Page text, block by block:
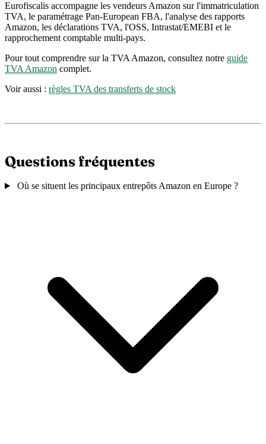
Eurofiscalis accompagne les vendeurs Amazon sur l'immatriculation
TVA, le paramétrage Pan-European FBA, l'analyse des rapports
Amazon, les déclarations TVA, l'OSS, Intrastat/EMEBI et le
rapprochement comptable multi-pays.
Pour tout comprendre sur la TVA Amazon, consultez notre guide
TVA Amazon complet.
Voir aussi : règles TVA des transferts de stock
Questions fréquentes
Où se situent les principaux entrepôts Amazon en Europe ?